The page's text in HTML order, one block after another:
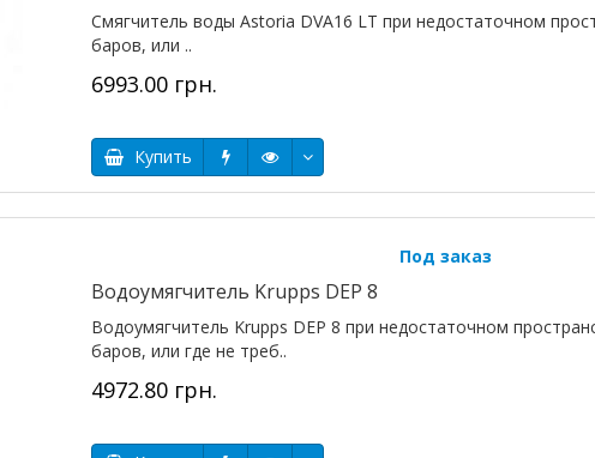
Смягчитель воды Astoria DVA16 LT при недостаточном
баров, или ..
6993.00 грн.
Купить
Под заказ
Водоумягчитель Krupps DEP 8
Водоумягчитель Krupps DEP 8 при недостаточном
баров, или где не треб..
4972.80 грн.